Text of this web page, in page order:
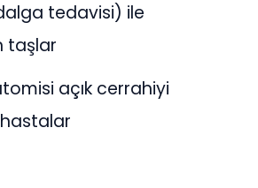
tedavisi) ile
taşlar
açık cerrahiyi